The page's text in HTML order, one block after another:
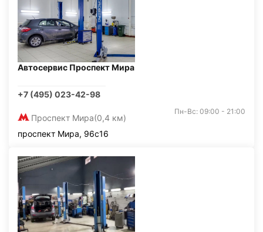
Автосервис Проспект Мира
+7 (495) 023-42-98
Проспект Мира(0,4 км)
Пн-Вс: 09:00 - 21:00
проспект Мира, 96с16